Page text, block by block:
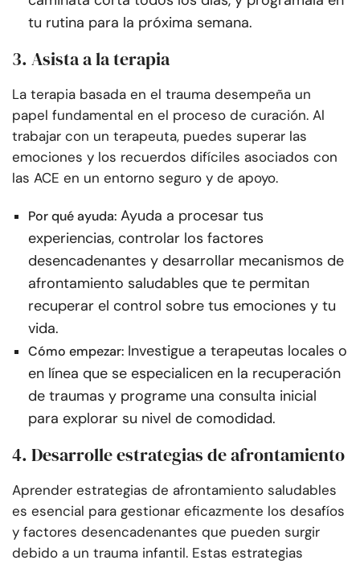
tu rutina para la próxima semana.
3. Asista a la terapia
La terapia basada en el trauma desempeña un
papel fundamental en el proceso de curación. Al
trabajar con un terapeuta, puedes superar las
emociones y los recuerdos difíciles asociados con
las ACE en un entorno seguro y de apoyo.
Por qué ayuda: Ayuda a procesar tus
experiencias, controlar los factores
desencadenantes y desarrollar mecanismos de
afrontamiento saludables que te permitan
recuperar el control sobre tus emociones y tu
vida.
Cómo empezar: Investigue a terapeutas locales o
en línea que se especialicen en la recuperación
de traumas y programe una consulta inicial
para explorar su nivel de comodidad.
4. Desarrolle estrategias de afrontamiento
Aprender estrategias de afrontamiento saludables
es esencial para gestionar eficazmente los desafíos
y factores desencadenantes que pueden surgir
debido a un trauma infantil. Estas estrategias